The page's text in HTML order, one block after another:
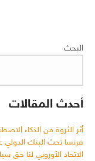
البحث
أحدث المقالات
أثر الثروة من الذكاء
فرنسا تحث البنك
الاتحاد الأوروبي لنا